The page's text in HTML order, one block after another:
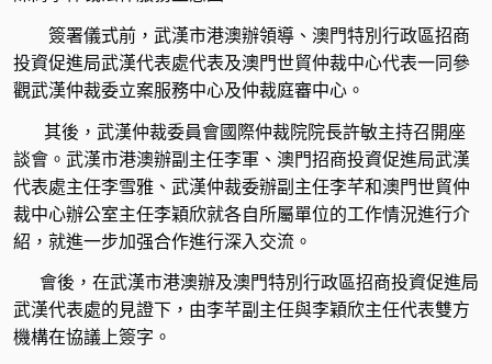
簽署儀式前，武漢市港澳辦領導、澳門特別行政區招商
投資促進局武漢代表處代表及澳門世貿仲裁中心代表一同參
觀武漢仲裁委立案服務中心及仲裁庭審中心。
其後，武漢仲裁委員會國際仲裁院院長許敏主持召開座
談會。武漢市港澳辦副主任李軍、澳門招商投資促進局武漢
代表處主任李雪雅、武漢仲裁委辦副主任李芊和澳門世貿仲
裁中心辦公室主任李穎欣就各自所屬單位的工作情況進行介
紹，就進一步加强合作進行深入交流。
會後，在武漢市港澳辦及澳門特別行政區招商投資促進局
武漢代表處的見證下，由李芊副主任與李穎欣主任代表雙方
機構在協議上簽字。